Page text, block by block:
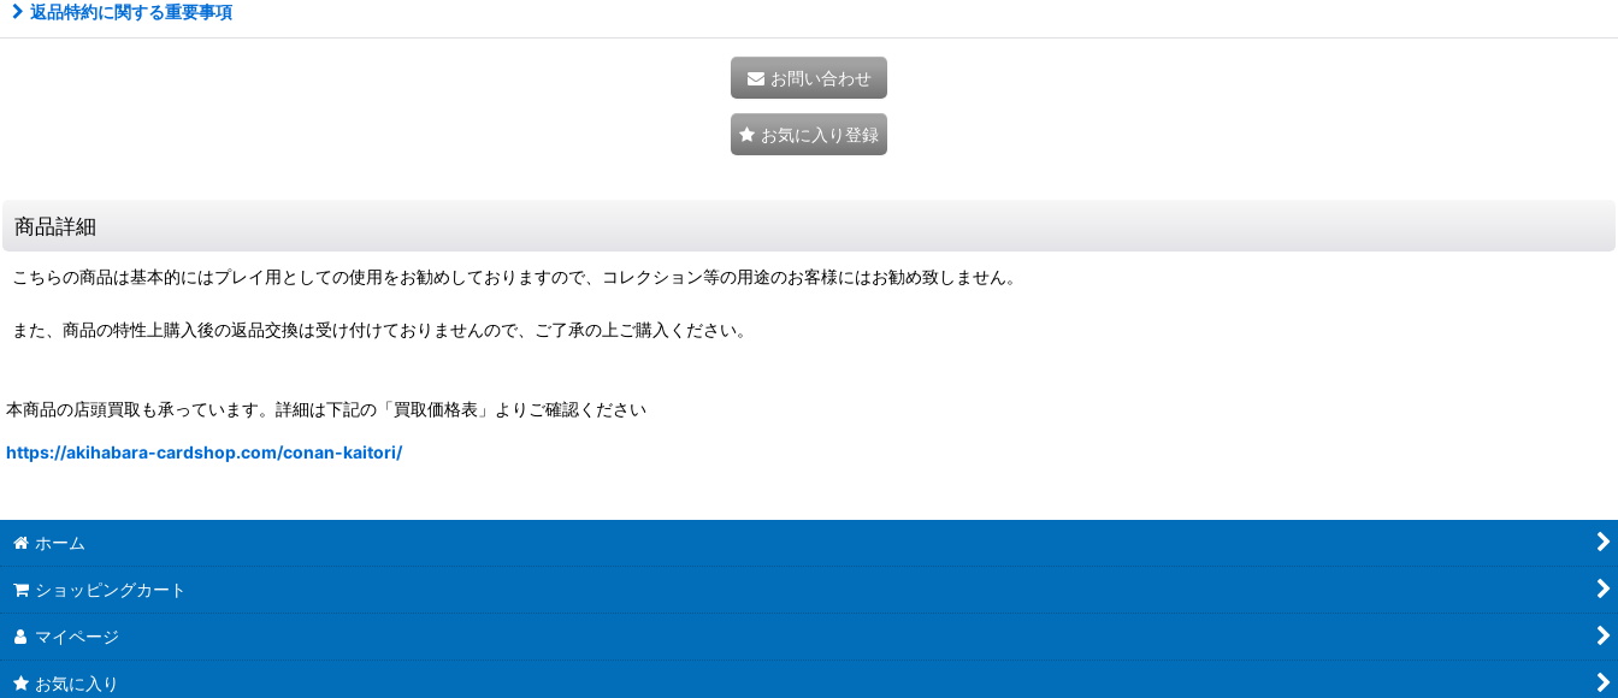
返品特約に関する重要事項
お問い合わせ
お気に入り登録
商品詳細
こちらの商品は基本的にはプレイ用としての使用をお勧めしておりますので、コレクション等の用途のお客様にはお勧め致しません。
また、商品の特性上購入後の返品交換は受け付けておりませんので、ご了承の上ご購入ください。
本商品の店頭買取も承っています。詳細は下記の「買取価格表」よりご確認ください
https://akihabara-cardshop.com/conan-kaitori/
ホーム
ショッピングカート
マイページ
お気に入り